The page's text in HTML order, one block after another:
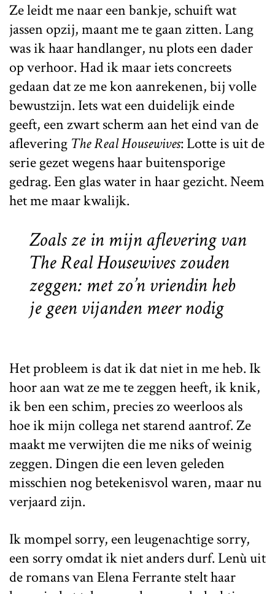
Ze leidt me naar een bankje, schuift wat
jassen opzij, maant me te gaan zitten. Lang
was ik haar handlanger, nu plots een dader
op verhoor. Had ik maar iets concreets
gedaan dat ze me kon aanrekenen, bij volle
bewustzijn. Iets wat een duidelijk einde
geeft, een zwart scherm aan het eind van de
aflevering The Real Housewives: Lotte is uit de
serie gezet wegens haar buitensporige
gedrag. Een glas water in haar gezicht. Neem
het me maar kwalijk.
Zoals ze in mijn aflevering van
The Real Housewiveszouden
zeggen: met zo’n vriendin heb
je geen vijanden meer nodig
Het probleem is dat ik dat niet in me heb. Ik
hoor aan wat ze me te zeggen heeft, ik knik,
ik ben een schim, precies zo weerloos als
hoe ik mijn collega net starend aantrof. Ze
maakt me verwijten die me niks of weinig
zeggen. Dingen die een leven geleden
misschien nog betekenisvol waren, maar nu
verjaard zijn.
Ik mompel sorry, een leugenachtige sorry,
een sorry omdat ik niet anders durf. Lenù uit
de romans van Elena Ferrante stelt haar